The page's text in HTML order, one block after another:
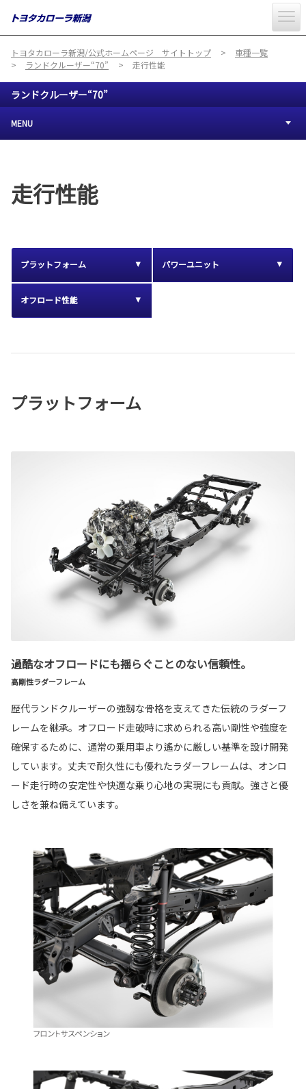
トヨタカローラ新潟/公式ホームページ サイトトップ
車種一覧
ランドクルーザー“70”
走行性能
ランドクルーザー“70”
MENU
走行性能
プラットフォーム パワーユニット
オフロード性能
プラットフォーム
過酷なオフロードにも揺らぐことのない信頼性。
高剛性ラダーフレーム
歴代ランドクルーザーの強靱な骨格を支えてきた伝統のラダーフ
レームを継承。オフロード走破時に求められる高い剛性や強度を
確保するために、通常の乗用車より遙かに厳しい基準を設け開発
しています。丈夫で耐久性にも優れたラダーフレームは、オンロ
ード走行時の安定性や快適な乗り心地の実現にも貢献。強さと優
しさを兼ね備えています。